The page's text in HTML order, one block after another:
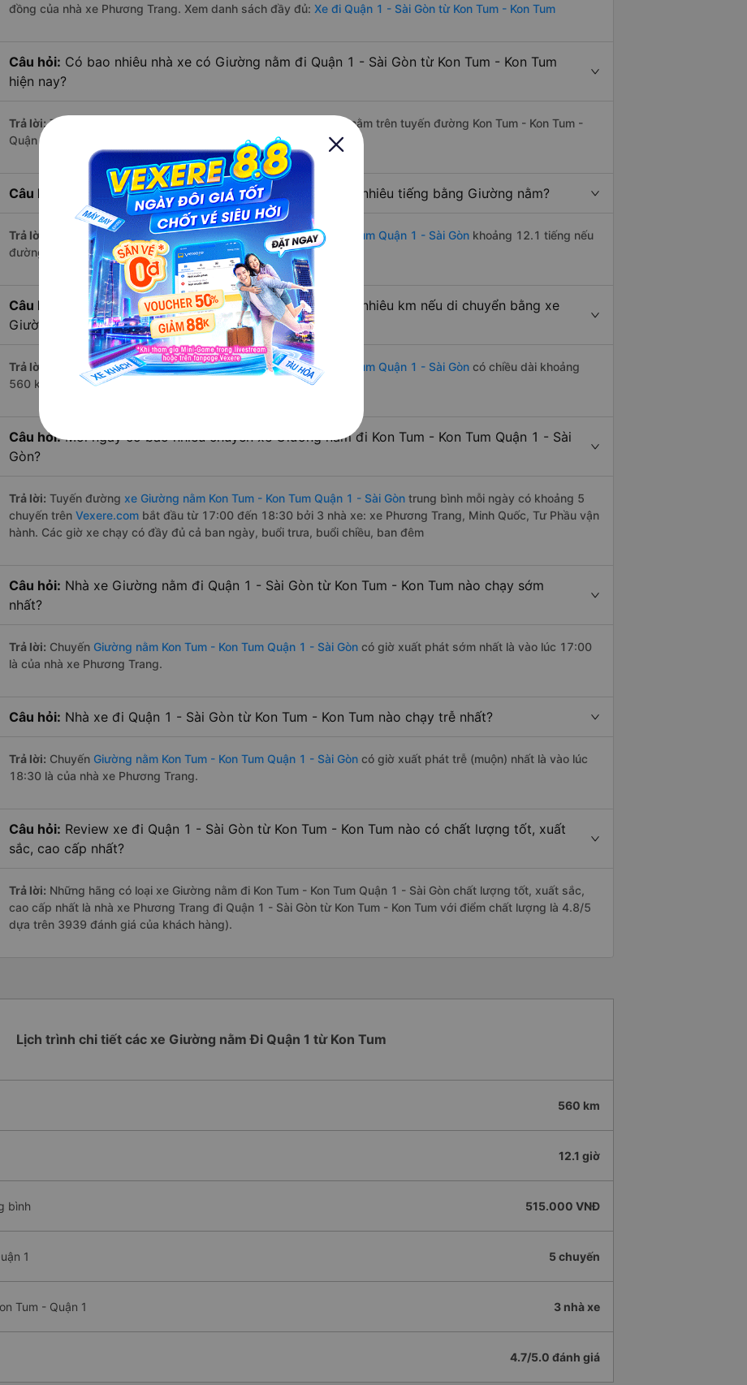
đồng của nhà xe Phương Trang. Xem danh sách đầy đủ: Xe đi Quận 1 - Sài Gòn từ Kon Tum - Kon Tum
Câu hỏi: Có bao nhiêu nhà xe có Giường nằm đi Quận 1 - Sài Gòn từ Kon Tum - Kon Tum
hiện nay?
Trả lời:Tính tới thời điểm hiện nay thì có 3 nhà xe có xe Giường nằm trên tuyến đường Kon Tum - Kon Tum -
Quận 1 - Sài Gòn hiện nay
Câu hỏi: Từ Kon Tum - Kon Tum đi Quận 1 - Sài Gòn bao nhiêu tiếng bằng Giường nằm?
Trả lời: Thời gian di chuyển bằngxe Giường nằm Kon Tum - Kon Tum Quận 1 - Sài Gòn khoảng 12.1 tiếng nếu
đường đi khá thuận lợi
Câu hỏi:
Từ Kon Tum - Kon Tum đi Quận 1 - Sài Gòn bao nhiêu km nếu di chuyển bằng xe
Giường nằm?
Trả lời: Đường di chuyển bằngxe Giường nằm đi Kon Tum - Kon Tum Quận 1 - Sài Gòn có chiều dài khoảng
560 km.
Câu hỏi:Mỗi ngày có bao nhiêu chuyến xe Giường nằm đi Kon Tum - Kon Tum Quận 1 - Sài
Gòn?
Trả lời: Tuyến đường xe Giường nằm Kon Tum - Kon Tum Quận 1 - Sài Gòn trung bình mỗi ngày có khoảng 5
chuyến trên Vexere.com bắt đầu từ 17:00 đến 18:30 bởi 3 nhà xe: xe Phương Trang, Minh Quốc, Tư Phầu vận
hành. Các giờ xe chạy có đầy đủ cả ban ngày, buổi trưa, buổi chiều, ban đêm
Câu hỏi: Nhà xe Giường nằm đi Quận 1 - Sài Gòn từ Kon Tum - Kon Tum nào chạy sớm
nhất?
Trả lời: Chuyến Giường nằm Kon Tum - Kon Tum Quận 1 - Sài Gòn có giờ xuất phát sớm nhất là vào lúc 17:00
là của nhà xe Phương Trang.
Câu hỏi: Nhà xe đi Quận 1 - Sài Gòn từ Kon Tum - Kon Tum nào chạy trễ nhất?
Trả lời: Chuyến Giường nằm Kon Tum - Kon Tum Quận 1 - Sài Gòn có giờ xuất phát trễ (muộn) nhất là vào lúc
18:30 là của nhà xe Phương Trang.
Câu hỏi: Review xe đi Quận 1 - Sài Gòn từ Kon Tum - Kon Tum nào có chất lượng tốt, xuất
sắc, cao cấp nhất?
Trả lời: Những hãng có loại xe Giường nằm đi Kon Tum - Kon Tum Quận 1 - Sài Gòn chất lượng tốt, xuất sắc,
cao cấp nhất là nhà xe Phương Trang đi Quận 1 - Sài Gòn từ Kon Tum - Kon Tum với điểm chất lượng là 4.8/5
dựa trên 3939 đánh giá của khách hàng).
Lịch trình chi tiết các xe Giường nằm Đi Quận 1 từ Kon Tum
560 km
12.1 giờ
bình 515.000 VNĐ
1 5 chuyến
Tum - Quận 1 3 nhà xe
4.7/5.0 đánh giá